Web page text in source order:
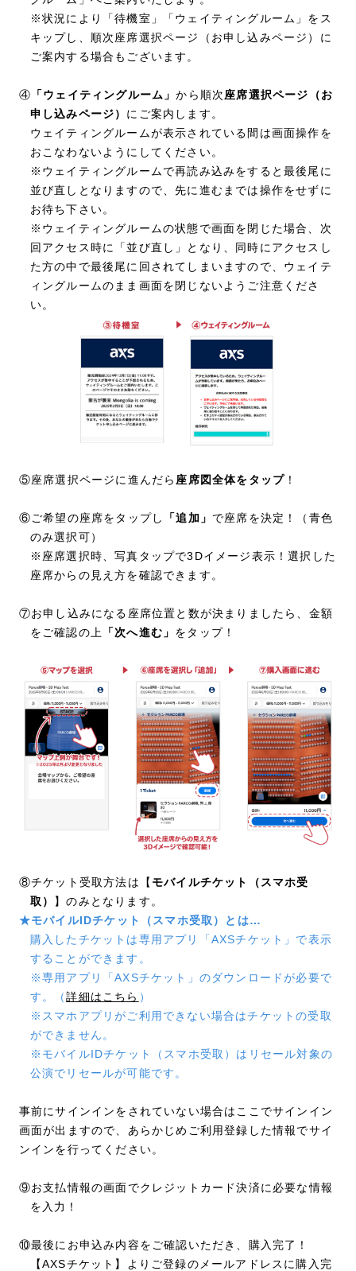
※状況により「待機室」「ウェイティングルーム」をス
キップし、順次座席選択ページ（お申し込みページ）に
ご案内する場合もございます。
④ 「ウェイティングルーム」から順次座席選択ページ（お
申し込みページ） にご案内します。
ウェイティングルームが表示されている間は画面操作を
おこなわないようにしてください。
※ウェイティングルームで再読み込みをすると最後尾に
並び直しとなりますので、先に進むまでは操作をせずに
お待ち下さい。
※ウェイティングルームの状態で画面を閉じた場合、次
回アクセス時に「並び直し」となり、同時にアクセスし
た方の中で最後尾に回されてしまいますので、ウェイテ
ィングルームのまま画面を閉じないようご注意くださ
い。
⑤座席選択ページに進んだら 座席図全体をタップ ！
⑥ご希望の座席をタップし 「追加」 で座席を決定！（青色
のみ選択可）
※座席選択時、写真タップで3Dイメージ表示！選択した
座席からの見え方を確認できます。
⑦お申し込みになる座席位置と数が決まりましたら、金額
をご確認の上 「次へ進む」 をタップ！
⑧チケット受取方法は【 モバイルチケット（スマホ受
取）
】のみとなります。
★モバイルIDチケット（スマホ受取）とは…
購入したチケットは専用アプリ「AXSチケット」で表示
することができます。
※専用アプリ「AXSチケット」のダウンロードが必要で
す。（詳細はこちら ）
※スマホアプリがご利用できない場合はチケットの受取
ができません。
※モバイルIDチケット（スマホ受取）はリセール対象の
公演でリセールが可能です。
事前にサインインをされていない場合はここでサインイン
画面が出ますので、あらかじめご利用登録した情報でサイ
ンインを行ってください。
⑨お支払情報の画面でクレジットカード決済に必要な情報
を入力！
⑩最後にお申込み内容をご確認いただき、購入完了！
【AXSチケット】よりご登録のメールアドレスに購入完